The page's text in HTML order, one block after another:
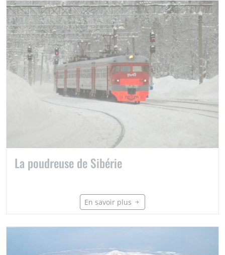
La poudreuse de Sibérie
En savoir plus